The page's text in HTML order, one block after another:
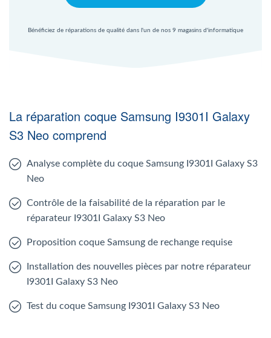
Bénéficiez de réparations de qualité dans l'un de nos 9 magasins d'informatique
La réparation coque Samsung I9301I Galaxy
S3 Neo comprend
Analyse complète du coque Samsung I9301I Galaxy S3
Neo
Contrôle de la faisabilité de la réparation par le
réparateur I9301I Galaxy S3 Neo
Proposition coque Samsung de rechange requise
Installation des nouvelles pièces par notre réparateur
I9301I Galaxy S3 Neo
Test du coque Samsung I9301I Galaxy S3 Neo